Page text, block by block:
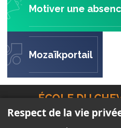
Motiver une
Mozaïkportail
ÉCOLE DU
173, rue de la
Respect de la vie